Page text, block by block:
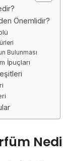
Önemlidir?
Bulunması
İpuçları